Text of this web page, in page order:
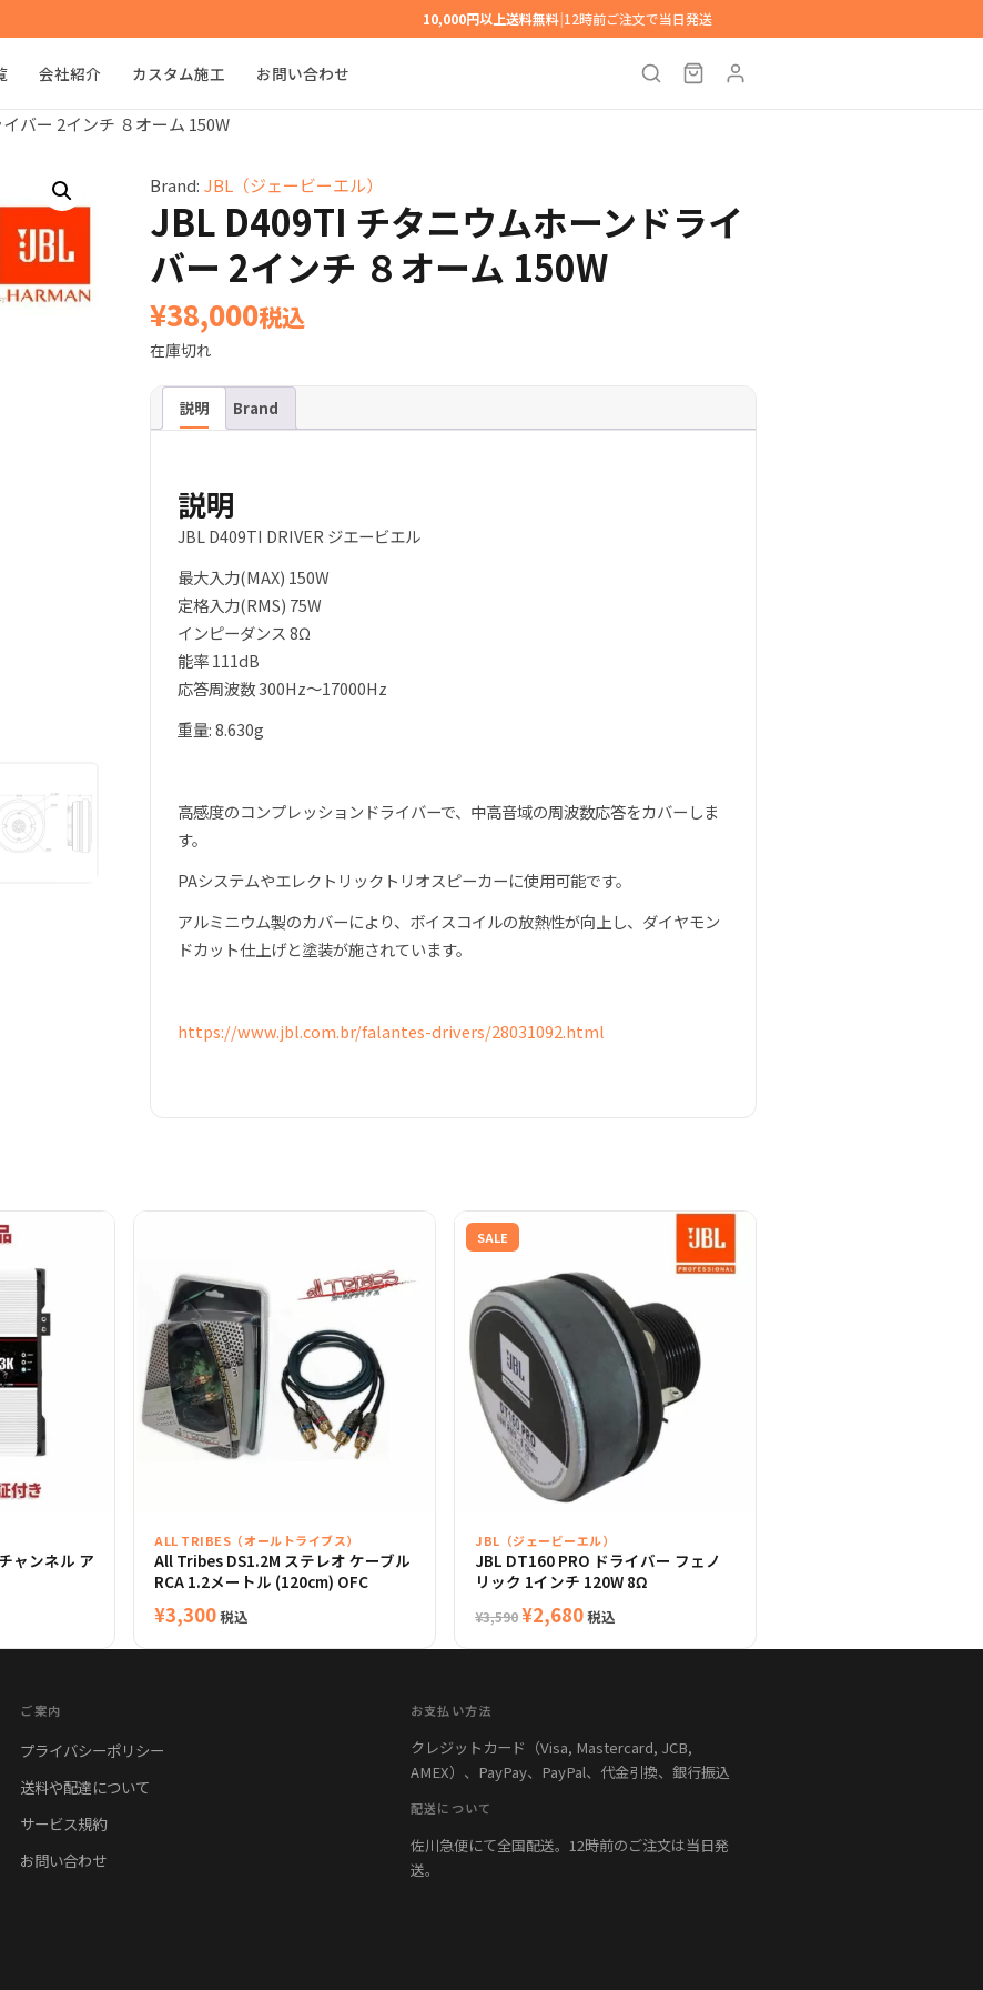
10,000円以上送料無料|12時前ご注文で当日発送
会社紹介 カスタム施工 お問い合わせ
バー 2インチ ８オーム 150W
Brand: JBL（ジェービーエル）
JBL D409TI チタニウムホーンドライ
バー 2インチ ８オーム 150W
¥38,000税込
在庫切れ
説明 Brand
説明
JBL D409TI DRIVER ジエービエル
最大入力(MAX) 150W
定格入力(RMS) 75W
インピーダンス 8Ω
能率 111dB
応答周波数 300Hz～17000Hz
重量: 8.630g
高感度のコンプレッションドライバーで、中高音域の周波数応答をカバーしま
す。
PAシステムやエレクトリックトリオスピーカーに使用可能です。
アルミニウム製のカバーにより、ボイスコイルの放熱性が向上し、ダイヤモン
ドカット仕上げと塗装が施されています。
https://www.jbl.com.br/falantes-drivers/28031092.html
ャンネル ア
ALL TRIBES（オールトライブス）
All Tribes DS1.2M ステレオ ケーブル
RCA 1.2メートル (120cm) OFC
¥3,300税込
SALE
JBL（ジェービーエル）
JBL DT160 PRO ドライバー フェノ
リック 1インチ 120W 8Ω
¥3,590元
¥3,590
で
た。
¥2,680現
は
¥2,680
す。
税込
ご案内
プライバシーポリシー
送料や配達について
サービス規約
お問い合わせ
お支払い方法
クレジットカード（Visa, Mastercard, JCB,
AMEX）、PayPay、PayPal、代金引換、銀行振込
配送について
佐川急便にて全国配送。12時前のご注文は当日発
送。